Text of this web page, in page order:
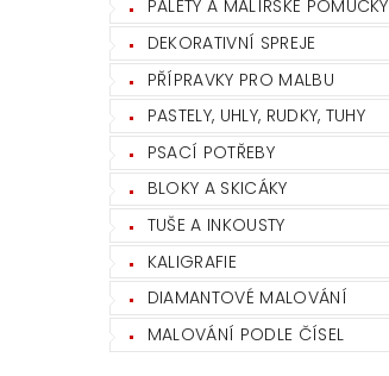
PALETY A MALÍŘSKÉ POMŮCKY
DEKORATIVNÍ SPREJE
PŘÍPRAVKY PRO MALBU
PASTELY, UHLY, RUDKY, TUHY
PSACÍ POTŘEBY
BLOKY A SKICÁKY
TUŠE A INKOUSTY
KALIGRAFIE
DIAMANTOVÉ MALOVÁNÍ
MALOVÁNÍ PODLE ČÍSEL